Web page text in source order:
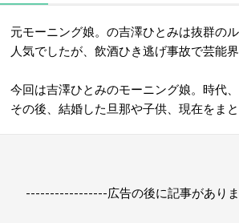
元モーニング娘。の吉澤ひとみは抜群の
人気でしたが、飲酒ひき逃げ事故で芸能
今回は吉澤ひとみのモーニング娘。時代
その後、結婚した旦那や子供、現在をまと
-----------------広告の後に記事があり